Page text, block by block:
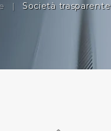
| Società trasparente